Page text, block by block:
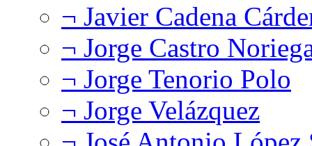
¬ Javier Cadena
¬ Jorge Castro
¬ Jorge Tenorio Polo
¬ Jorge Velázquez